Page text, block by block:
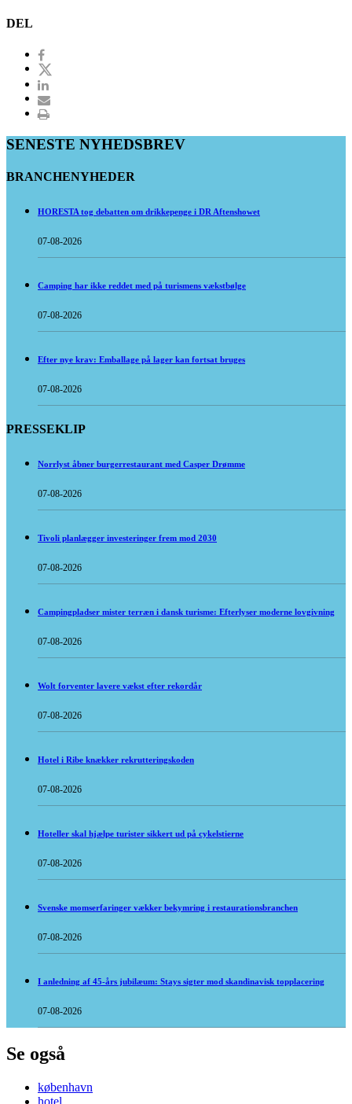
DEL
SENESTE NYHEDSBREV
BRANCHENYHEDER
HORESTA tog debatten om drikkepenge i DR Aftenshowet
07-08-2026
Camping har ikke reddet med på turismens vækstbølge
07-08-2026
Efter nye krav: Emballage på lager kan fortsat bruges
07-08-2026
PRESSEKLIP
Norrlyst åbner burgerrestaurant med Casper Drømme
07-08-2026
Tivoli planlægger investeringer frem mod 2030
07-08-2026
Campingpladser mister terræn i dansk turisme: Efterlyser moderne lovgivning
07-08-2026
Wolt forventer lavere vækst efter rekordår
07-08-2026
Hotel i Ribe knækker rekrutteringskoden
07-08-2026
Hoteller skal hjælpe turister sikkert ud på cykelstierne
07-08-2026
Svenske momserfaringer vækker bekymring i restaurationsbranchen
07-08-2026
I anledning af 45-års jubilæum: Stays sigter mod skandinavisk topplacering
07-08-2026
Se også
københavn
hotel